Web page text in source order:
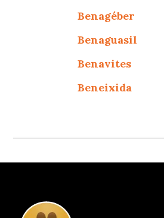
Benagéber
Benaguasil
Benavites
Beneixida